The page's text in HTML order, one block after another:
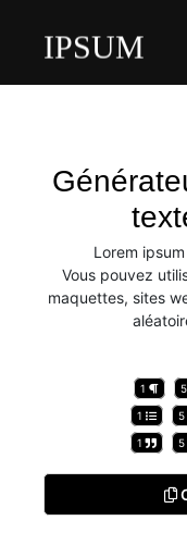
IPSUM
Lorem
Vous pouvez
maquettes, sites
1 5
1 5
1 5